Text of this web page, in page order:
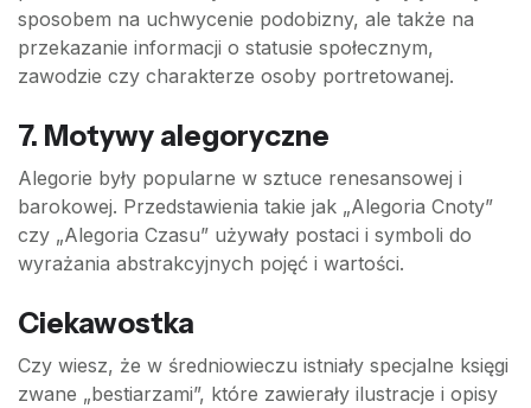
sposobem na uchwycenie podobizny, ale także na
przekazanie informacji o statusie społecznym,
zawodzie czy charakterze osoby portretowanej.
7. Motywy alegoryczne
Alegorie były popularne w sztuce renesansowej i
barokowej. Przedstawienia takie jak „Alegoria Cnoty”
czy „Alegoria Czasu” używały postaci i symboli do
wyrażania abstrakcyjnych pojęć i wartości.
Ciekawostka
Czy wiesz, że w średniowieczu istniały specjalne księgi
zwane „bestiarzami”, które zawierały ilustracje i opisy